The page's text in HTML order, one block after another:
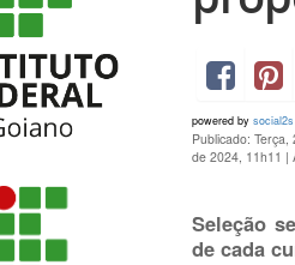
powered by social2s
Publicado:
de 2024, 11h11 |
Seleção
de cada